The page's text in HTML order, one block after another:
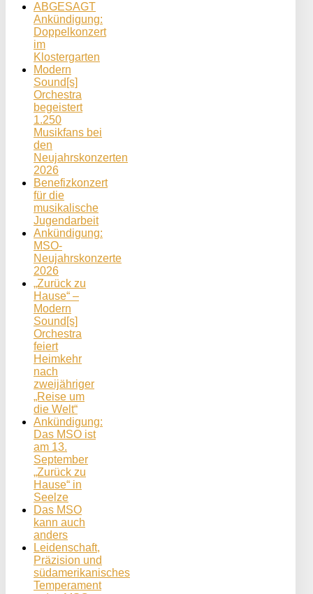
ABGESAGT
Ankündigung:
Doppelkonzert
im
Klostergarten
Modern
Sound[s]
Orchestra
begeistert
1.250
Musikfans bei
den
Neujahrskonzerten
2026
Benefizkonzert
für die
musikalische
Jugendarbeit
Ankündigung:
MSO-
Neujahrskonzerte
2026
„Zurück zu
Hause“ –
Modern
Sound[s]
Orchestra
feiert
Heimkehr
nach
zweijähriger
„Reise um
die Welt“
Ankündigung:
Das MSO ist
am 13.
September
„Zurück zu
Hause“ in
Seelze
Das MSO
kann auch
anders
Leidenschaft,
Präzision und
südamerikanisches
Temperament